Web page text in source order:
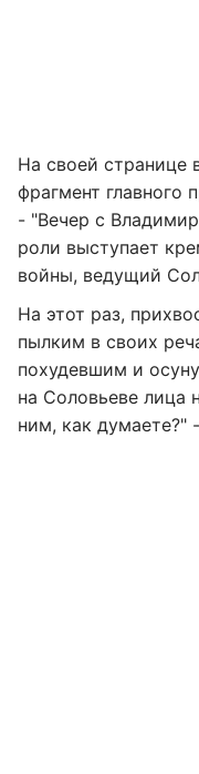
На своей странице
фрагмент главного
- "Вечер с
роли выступает
войны, ведущий
На этот раз,
пылким в своих
похудевшим и
на Соловьеве лица
ним, как думаете?"